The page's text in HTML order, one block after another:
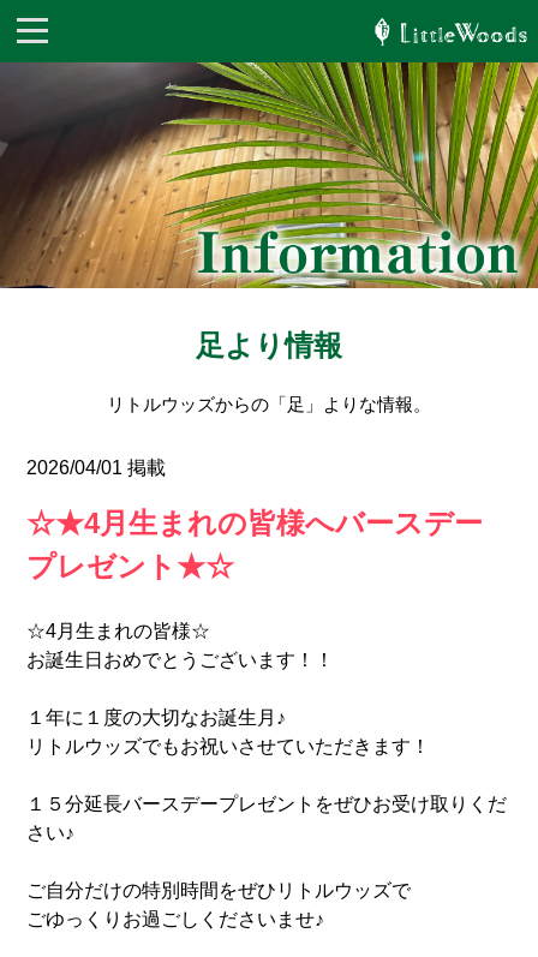
足より情報
リトルウッズからの「足」よりな情報。
2026/04/01 掲載
☆★4月生まれの皆様へバースデー
プレゼント★☆
☆4月生まれの皆様☆
お誕生日おめでとうございます！！
１年に１度の大切なお誕生月♪
リトルウッズでもお祝いさせていただきます！
１５分延長バースデープレゼントをぜひお受け取りくだ
さい♪
ご自分だけの特別時間をぜひリトルウッズで
ごゆっくりお過ごしくださいませ♪